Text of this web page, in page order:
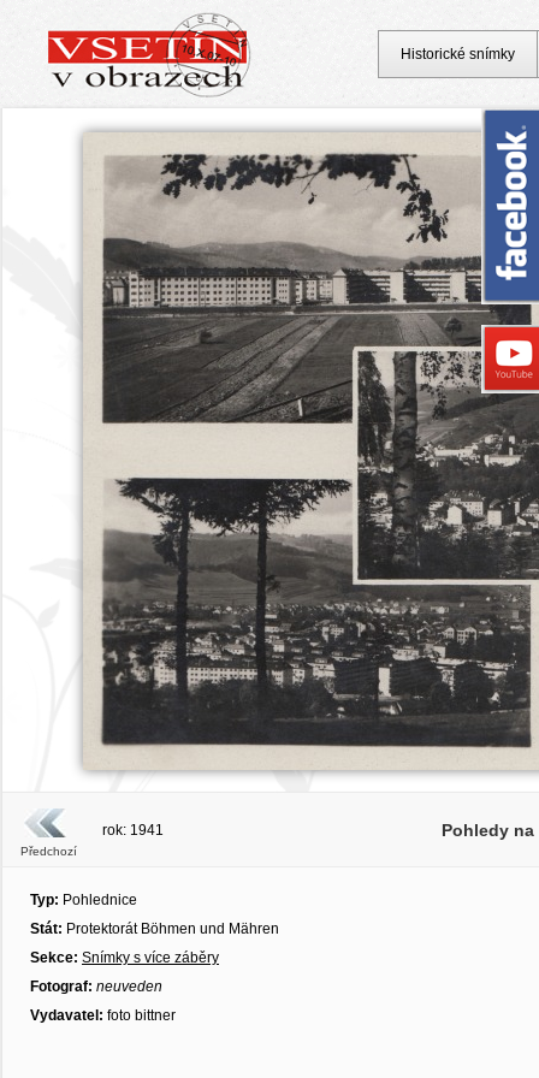
Předchozí
rok: 1941 Pohledy
Typ: Pohlednice
Stát: Protektorát Böhmen und Mähren
Sekce: Snímky s více záběry
Fotograf: neuveden
Vydavatel: foto bittner
Historické snímky